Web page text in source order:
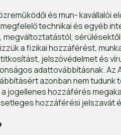
és mun-
technikai és egyéb
a fizikai hozzáférést,
jelszóvédelmet és
adattovábbításnak. Az
azonban nem tudunk
hozzáférés
hozzáférési jelszavát